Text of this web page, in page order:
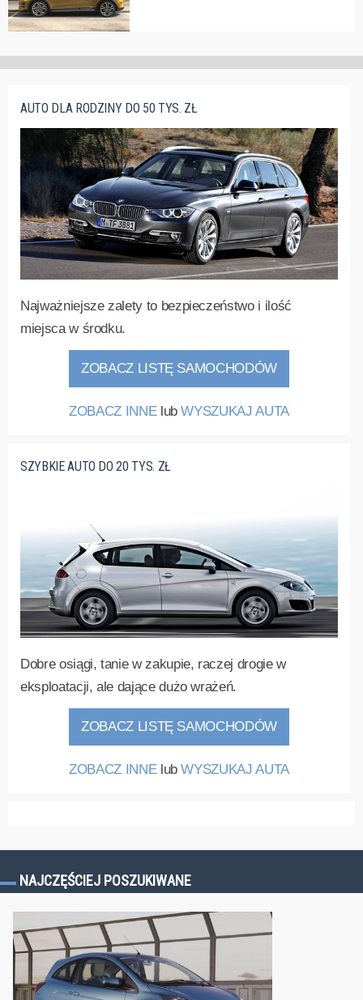
AUTO DLA RODZINY DO 50 TYS. ZŁ
Najważniejsze zalety to bezpieczeństwo i ilość
miejsca w środku.
ZOBACZ LISTĘ SAMOCHODÓW
ZOBACZ INNElubWYSZUKAJ AUTA
SZYBKIE AUTO DO 20 TYS. ZŁ
Dobre osiągi, tanie w zakupie, raczej drogie w
eksploatacji, ale dające dużo wrażeń.
ZOBACZ LISTĘ SAMOCHODÓW
ZOBACZ INNElubWYSZUKAJ AUTA
NAJCZĘŚCIEJ POSZUKIWANE